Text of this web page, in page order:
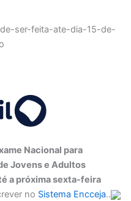
Nacional para
Jovens e Adultos
a próxima sexta-feira
no Sistema Encceja..